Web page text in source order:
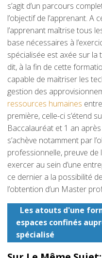
s’agit d’un parcours
l’objectif de l’apprenant. A
l’apprenant maîtrise tous
base nécessaires à
spécialisée est axée sur
dit, à la fin de cette
capable de maitriser les
gestion des
ressources humaines
première, celle-ci s’étend
Baccalauréat et 1 an après
s’achève notamment par
professionnelle, preuve de
exercer au sein d’une
ce dernier a la possibilité
l’obtention d’un Master
Les atouts d'une
espaces confinés
spécialisé